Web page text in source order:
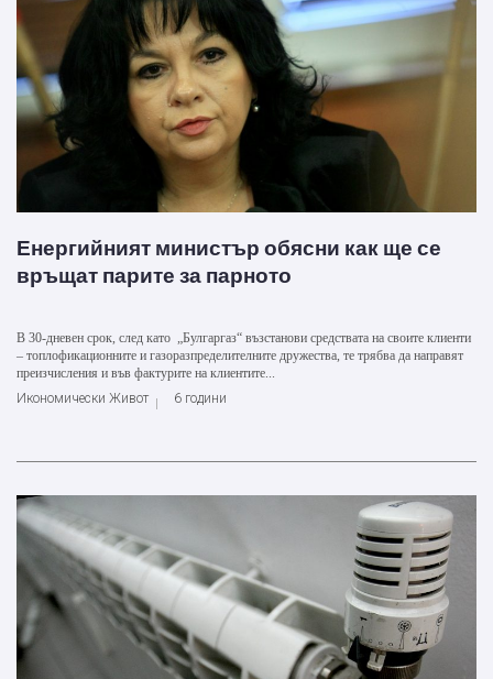
Енергийният министър обясни как ще се
връщат парите за парното
В 30-дневен срок, след като „Булгаргаз“ възстанови средствата на своите клиенти
– топлофикационните и газоразпределителните дружества, те трябва да направят
преизчисления и във фактурите на клиентите...
Икономически Живот
6 години